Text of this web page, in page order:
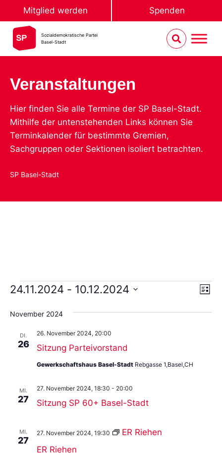
Mitglied werden Spenden
Sozialdemokratische Partei
Basel-Stadt
Veranstaltungen
Hier finden Sie alle Termine der SP Basel-Stadt.
Mithilfe der untenstehenden Links können Sie
Terminkalender für bestimmte Gremien,
Sachgruppen oder Sektionen isoliert betrachten.
SP Basel-Stadt
Liste
24.11.2024 - 10.12.2024
Sie
das
aus.
November 2024
DI.
26 Sitzung Parteivorstand
26. November 2024, 20:00
Gewerkschaftshaus Basel-Stadt Rebgasse 1,Basel,CH
MI.
27 Sitzung SP 60+ Basel-Stadt
27. November 2024, 18:30 - 20:00
MI.
27
ER Riehen
27. November 2024, 19:30 ER Riehen